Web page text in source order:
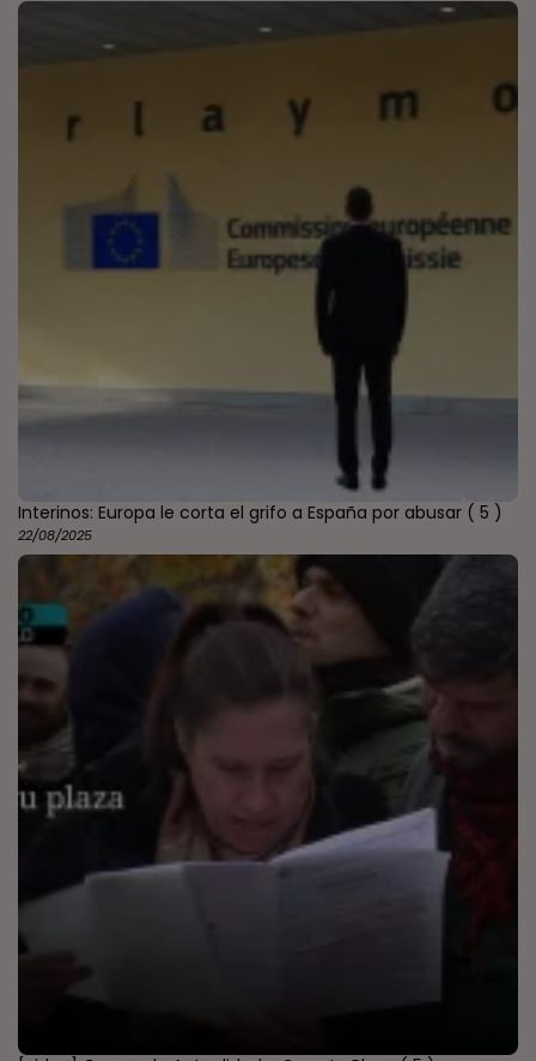
Interinos: Europa le corta el grifo a España por abusar ( 5 )
22/08/2025